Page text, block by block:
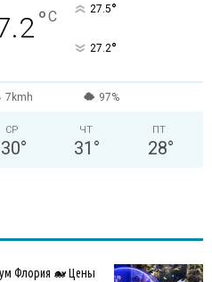
°C 27.5°
27.2°
7kmh 97%
СР
30°
ЧТ
31 °
ПТ
28°
Флория 🐋 Цены